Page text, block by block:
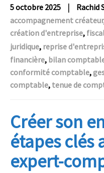
5 octobre 2025 | Rachid
accompagnement créateur
création d'entreprise,
juridique, reprise
financière, bilan
conformité comptable,
comptable, tenue de
Créer son
étapes clés
expert-